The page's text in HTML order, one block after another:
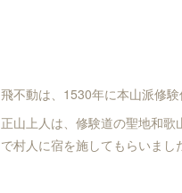
飛不動は、1530年に本山派修
正山上人は、修験道の聖地和
で村人に宿を施してもらいまし